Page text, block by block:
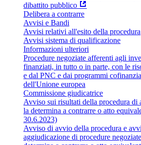
dibattito pubblico
Delibera a contrarre
Avvisi e Bandi
Avvisi relativi all'esito della procedura
Avvisi sistema di qualificazione
Informazioni ulteriori
Procedure negoziate afferenti agli
finanziati, in tutto o in parte, con le
e dal PNC e dai programmi
dell'Unione europea
Commissione giudicatrice
Avviso sui risultati della procedura di
la determina a contrarre o atto
30.6.2023)
Avviso di avvio della procedura e
aggiudicazione di procedure